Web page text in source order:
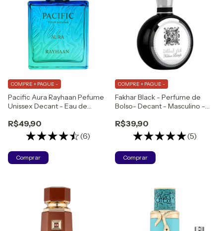
Pacific Aura Rayhaan Pefume
Unissex Decant - Eau de
R$49,90
(6)
COMPRE + PAGUE -
Comprar
Fakhar Black - Perfume de
Bolso- Decant - Masculino -
R$39,90
(5)
COMPRE + PAGUE -
Comprar